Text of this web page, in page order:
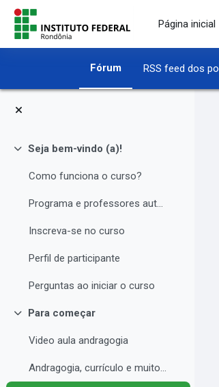
Ir para o conteúdo principal
Página inicial
Fórum RSS feed dos
Contrair
Seja bem-vindo (a)!
Como funciona o curso?
Programa e professores autores
Inscreva-se no curso
Perfil de participante
Perguntas ao iniciar o curso
Contrair
Para começar
Video aula andragogia
Andragogia, currículo e muito mais